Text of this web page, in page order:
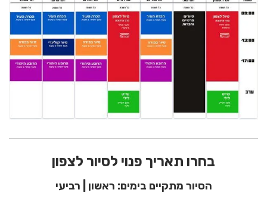
בחרו תאריך פנוי לסיור לצפון
הסיור מתקיים בימים: ראשון | רביעי